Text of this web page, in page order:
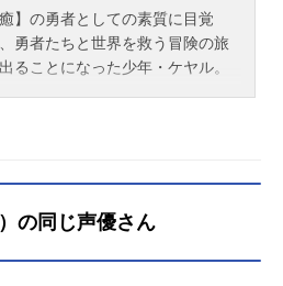
癒】の勇者としての素質に目覚
勇者たちと世界を救う冒険の旅
ることになった少年・ケヤル。
たケヤルはある日、正気を取り
《回復》の真実に辿り着く。
回復》はただの癒やしではない。
復》は世界を、人を、根源から
の同じ声優さん